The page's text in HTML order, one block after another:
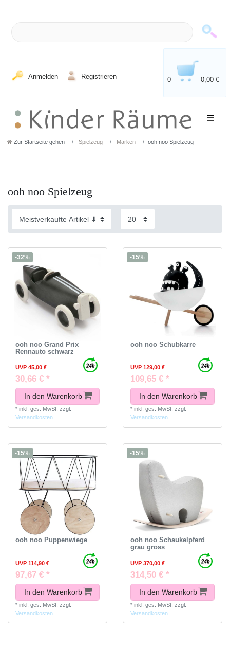
Anmelden Registrieren 0 0,00 €
☰
Zur Startseite gehen Spielzeug Marken ooh noo Spielzeug
ooh noo Spielzeug
-32%
ooh noo Grand Prix
Rennauto schwarz
UVP 45,00 €
30,66 € *
In den Warenkorb
* inkl. ges. MwSt. zzgl.
Versandkosten
-15%
ooh noo Schubkarre
UVP 129,00 €
109,65 € *
In den Warenkorb
* inkl. ges. MwSt. zzgl.
Versandkosten
-15%
ooh noo Puppenwiege
UVP 114,90 €
97,67 € *
In den Warenkorb
* inkl. ges. MwSt. zzgl.
Versandkosten
-15%
ooh noo Schaukelpferd
grau gross
UVP 370,00 €
314,50 € *
In den Warenkorb
* inkl. ges. MwSt. zzgl.
Versandkosten